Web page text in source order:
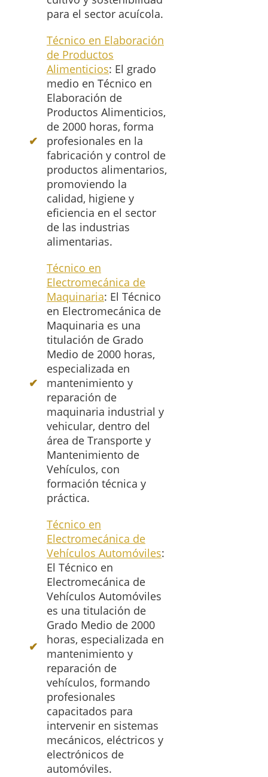
para el sector acuícola.
Técnico en Elaboración
de Productos
Alimenticios: El grado
medio en Técnico en
Elaboración de
Productos Alimenticios,
de 2000 horas, forma
profesionales en la
fabricación y control de
productos alimentarios,
promoviendo la
calidad, higiene y
eficiencia en el sector
de las industrias
alimentarias.
Técnico en
Electromecánica de
Maquinaria: El Técnico
en Electromecánica de
Maquinaria es una
titulación de Grado
Medio de 2000 horas,
especializada en
mantenimiento y
reparación de
maquinaria industrial y
vehicular, dentro del
área de Transporte y
Mantenimiento de
Vehículos, con
formación técnica y
práctica.
Técnico en
Electromecánica de
Vehículos Automóviles:
El Técnico en
Electromecánica de
Vehículos Automóviles
es una titulación de
Grado Medio de 2000
horas, especializada en
mantenimiento y
reparación de
vehículos, formando
profesionales
capacitados para
intervenir en sistemas
mecánicos, eléctricos y
electrónicos de
automóviles.